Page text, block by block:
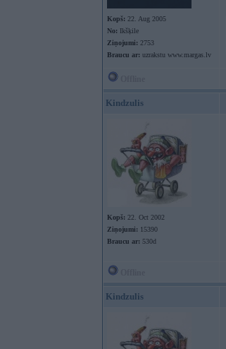
Kopš: 22. Aug 2005
No: Ikšķile
Ziņojumi: 2753
Braucu ar: uzrakstu www.margas.lv
Kindzulis
Kopš: 22. Oct 2002
Ziņojumi: 15390
Braucu ar: 530d
Kindzulis